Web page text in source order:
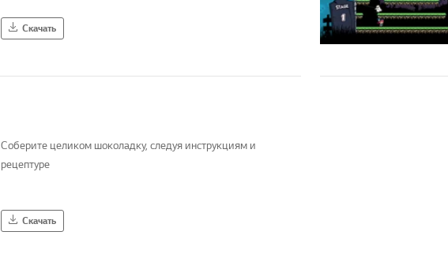
Скачать
Соберите целиком шоколадку, следуя инструкциям и
рецептуре
Скачать